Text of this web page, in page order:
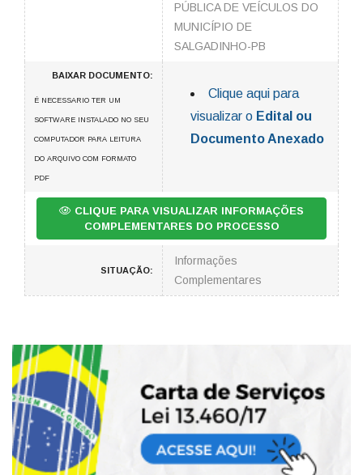
PÚBLICA DE VEÍCULOS DO
MUNICÍPIO DE
SALGADINHO-PB
BAIXAR DOCUMENTO:
É NECESSARIO TER UM
SOFTWARE INSTALADO NO SEU
COMPUTADOR PARA LEITURA
DO ARQUIVO COM FORMATO
PDF
Clique aqui para
visualizar o Edital ou
Documento Anexado
CLIQUE PARA VISUALIZAR INFORMAÇÕES
COMPLEMENTARES DO PROCESSO
SITUAÇÃO:
Informações
Complementares